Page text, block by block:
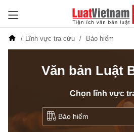
Lĩnh vực tra cứu Bảo hiểm
Văn bản Luật
Chọn lĩnh vực